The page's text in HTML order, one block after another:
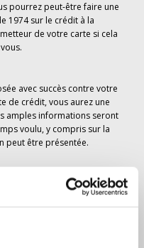
pourrez peut-être faire une
1974 sur le crédit à la
de votre carte si cela
avec succès contre votre
de crédit, vous aurez une
amples informations seront
voulu, y compris sur la
peut être présentée.
concernant votre
n'a pas été annulée et il est
vous avez commandés en
du Grand Prix sont livrés.